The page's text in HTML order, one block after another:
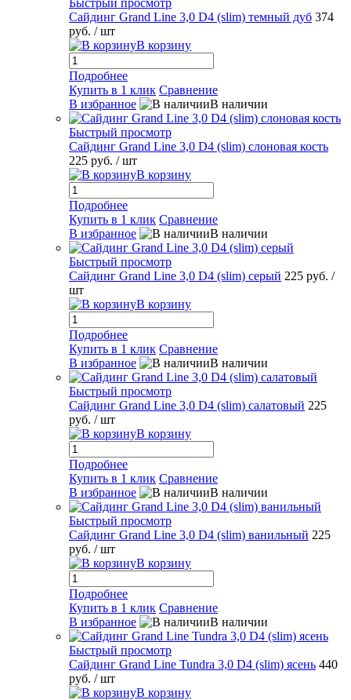
Быстрый просмотр
Сайдинг Grand Line 3,0 D4 (slim) темный дуб 374
руб. / шт
В корзину
Подробнее
Купить в 1 клик Сравнение
В избранное
В наличии
Быстрый просмотр
Сайдинг Grand Line 3,0 D4 (slim) слоновая кость
225 руб. / шт
В корзину
Подробнее
Купить в 1 клик Сравнение
В избранное
В наличии
Быстрый просмотр
Сайдинг Grand Line 3,0 D4 (slim) серый 225 руб. /
шт
В корзину
Подробнее
Купить в 1 клик Сравнение
В избранное
В наличии
Быстрый просмотр
Сайдинг Grand Line 3,0 D4 (slim) салатовый 225
руб. / шт
В корзину
Подробнее
Купить в 1 клик Сравнение
В избранное
В наличии
Быстрый просмотр
Сайдинг Grand Line 3,0 D4 (slim) ванильный 225
руб. / шт
В корзину
Подробнее
Купить в 1 клик Сравнение
В избранное
В наличии
Быстрый просмотр
Сайдинг Grand Line Tundra 3,0 D4 (slim) ясень 440
руб. / шт
В корзину